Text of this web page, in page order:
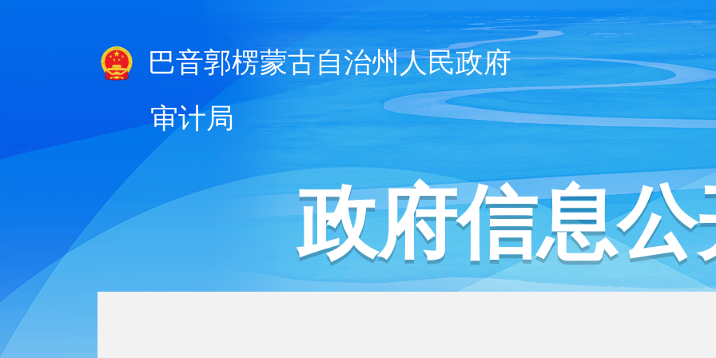
巴音郭楞蒙古自治州人民政府
审计局
政府信息公